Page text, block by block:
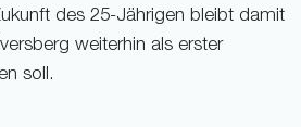
des 25-Jährigen bleibt damit
weiterhin als erster
soll.